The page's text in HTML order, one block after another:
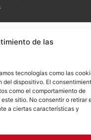
de las
tecnologías como las
del dispositivo. El
como el comportamiento de
sitio. No consentir o retirar
a ciertas características y